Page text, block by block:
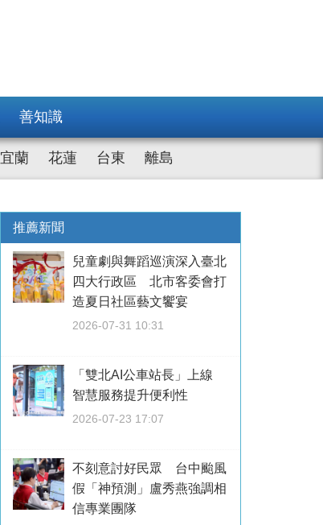
善知識
宜蘭 花蓮 台東 離島
推薦新聞
兒童劇與舞蹈巡演深入臺北
四大行政區 北市客委會打
造夏日社區藝文饗宴
2026-07-31 10:31
「雙北AI公車站長」上線
智慧服務提升便利性
2026-07-23 17:07
不刻意討好民眾 台中颱風
假「神預測」盧秀燕強調相
信專業團隊